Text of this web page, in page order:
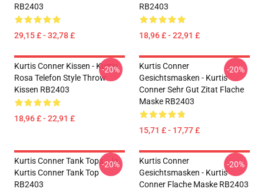
RB2403
29,15 £ - 32,78 £
RB2403
18,96 £ - 22,91 £
Kurtis Conner Kissen - Kurtis
Rosa Telefon Style Throw
Kissen RB2403
18,96 £ - 22,91 £
-20%
Kurtis Conner
Gesichtsmasken - Kurtis
Conner Sehr Gut Zitat Flache
Maske RB2403
15,71 £ - 17,77 £
-20%
Kurtis Conner Tank Tops - Ja.
Kurtis Conner Tank Top
RB2403
-20%
Kurtis Conner
Gesichtsmasken - Kurtis
Conner Flache Maske RB2403
-20%